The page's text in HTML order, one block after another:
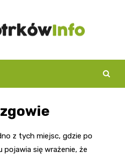
z tych miejsc, gdzie po
pojawia się wrażenie, że